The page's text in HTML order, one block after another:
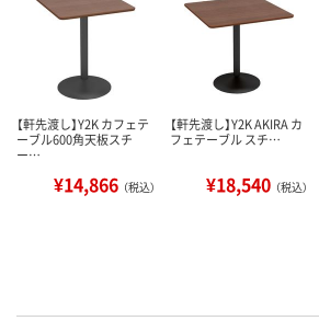
【軒先渡し】Y2K カフェテ
ーブル600角天板スチ
ー…
¥14,866 （税込）
【軒先渡し】Y2K AKIRA カ
フェテーブル スチ…
¥18,540 （税込）